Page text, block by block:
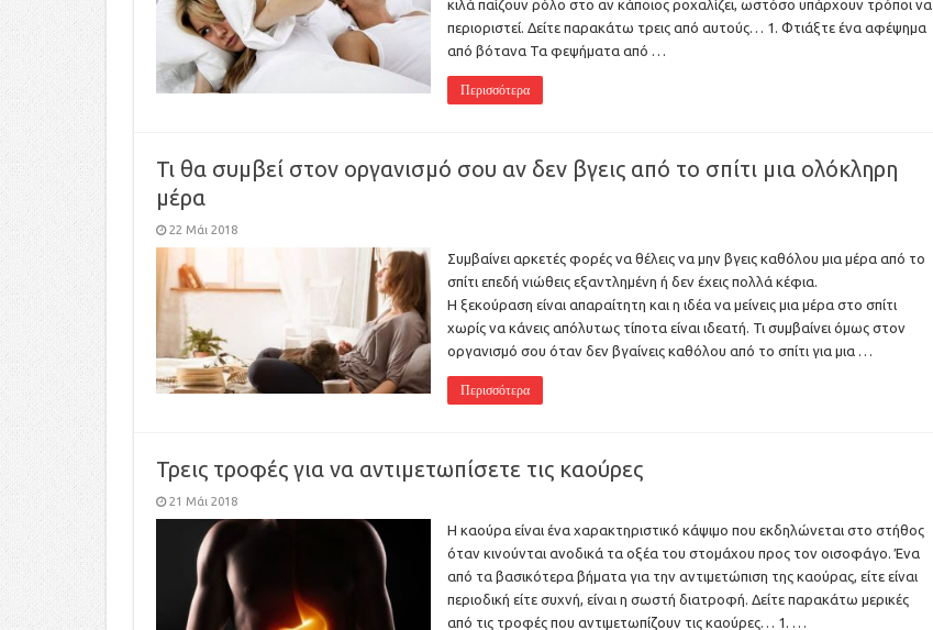
κιλά παίζουν ρόλο στο αν κάποιος ροχαλίζει, ωστόσο υπάρχουν τρόποι να
περιοριστεί. Δείτε παρακάτω τρεις από αυτούς… 1. Φτιάξτε ένα αφέψημα
από βότανα Τα φεψήματα από …
Περισσότερα
Τι θα συμβεί στον οργανισμό σου αν δεν βγεις από το σπίτι μια ολόκληρη
μέρα
22 Μάι 2018
Συμβαίνει αρκετές φορές να θέλεις να μην βγεις καθόλου μια μέρα από το
σπίτι επεδή νιώθεις εξαντλημένη ή δεν έχεις πολλά κέφια.
Η ξεκούραση είναι απαραίτητη και η ιδέα να μείνεις μια μέρα στο σπίτι
χωρίς να κάνεις απόλυτως τίποτα είναι ιδεατή. Τι συμβαίνει όμως στον
οργανισμό σου όταν δεν βγαίνεις καθόλου από το σπίτι για μια …
Περισσότερα
Τρεις τροφές για να αντιμετωπίσετε τις καούρες
21 Μάι 2018
Η καούρα είναι ένα χαρακτηριστικό κάψιμο που εκδηλώνεται στο στήθος
όταν κινούνται ανοδικά τα οξέα του στομάχου προς τον οισοφάγο. Ένα
από τα βασικότερα βήματα για την αντιμετώπιση της καούρας, είτε είναι
περιοδική είτε συχνή, είναι η σωστή διατροφή. Δείτε παρακάτω μερικές
από τις τροφές που αντιμετωπίζουν τις καούρες… 1. …